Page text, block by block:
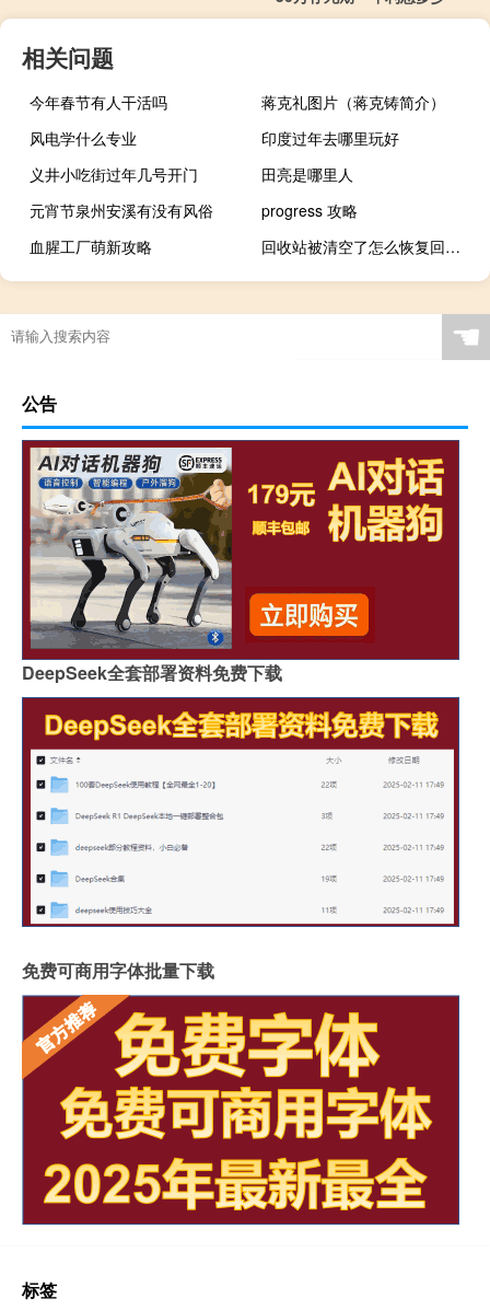
相关问题
今年春节有人干活吗
蒋克礼图片（蒋克铸简介）
风电学什么专业
印度过年去哪里玩好
义井小吃街过年几号开门
田亮是哪里人
元宵节泉州安溪有没有风俗
progress 攻略
血腥工厂萌新攻略
回收站被清空了怎么恢复回来（回收站）
☚
公告
DeepSeek全套部署资料免费下载
免费可商用字体批量下载
标签